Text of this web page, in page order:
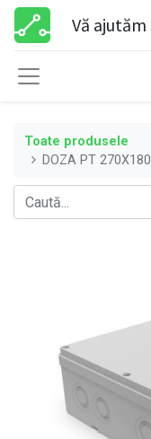
Vă
Toate produsele
DOZA PT